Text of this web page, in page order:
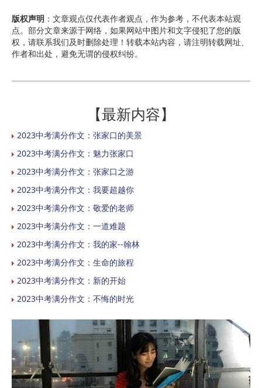
版权声明 ：文章观点仅代表作者观点，作为参考，不代表本站观
点。部分文章来源于网络，如果网站中图片和文字侵犯了您的版
权，请联系我们及时删除处理！转载本站内容，请注明转载网址、
作者和出处，避免无谓的侵权纠纷。
【最新内容】
2023中考满分作文：张家口的美景
2023中考满分作文：魅力张家口
2023中考满分作文：张家口之游
2023中考满分作文：我要超越你
2023中考满分作文：敬爱的老师
2023中考满分作文：一道难题
2023中考满分作文：我的家--翰林
2023中考满分作文：生命的旅程
2023中考满分作文：新的开始
2023中考满分作文：不悔的时光